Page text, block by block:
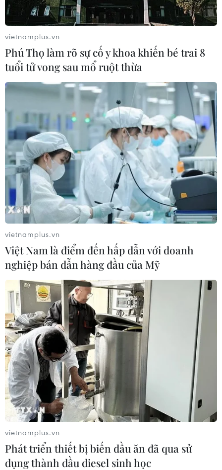
vietnamplus.vn
Phú Thọ làm rõ sự cố y khoa khiến bé trai 8
tuổi tử vong sau mổ ruột thừa
vietnamplus.vn
Việt Nam là điểm đến hấp dẫn với doanh
nghiệp bán dẫn hàng đầu của Mỹ
vietnamplus.vn
Phát triển thiết bị biến dầu ăn đã qua sử
dụng thành dầu diesel sinh học